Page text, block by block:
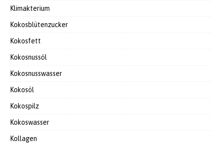
Klimakterium
Kokosblütenzucker
Kokosfett
Kokosnussöl
Kokosnusswasser
Kokosöl
Kokospilz
Kokoswasser
Kollagen